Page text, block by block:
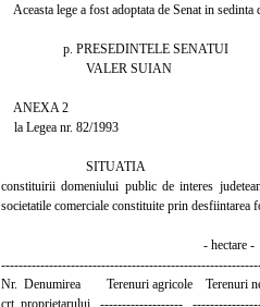
Aceasta lege a fost adoptata de Senat in
p. PRESEDINTELE SENATUI
VALER SUIAN
ANEXA 2
la Legea nr. 82/1993
SITUATIA
constituirii domeniului public de interes
societatile comerciale constituite prin desfiintarea
- hectare -
Nr. Denumirea Terenuri agricole Terenuri
crt. proprietarului -------------------